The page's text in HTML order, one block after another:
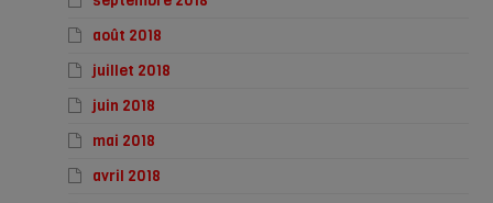
août 2018
juillet 2018
juin 2018
mai 2018
avril 2018